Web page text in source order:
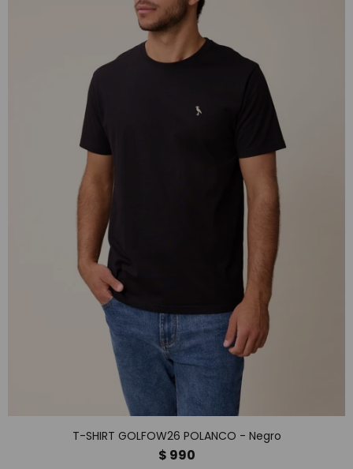
T-SHIRT GOLFOW26 POLANCO - Negro
$ 990